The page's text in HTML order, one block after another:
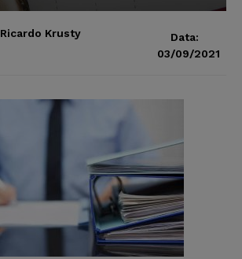
Ricardo Krusty
Data:
03/09/2021